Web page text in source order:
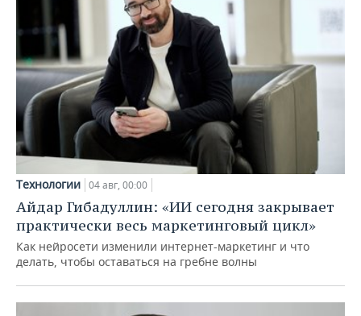
Технологии 04 авг, 00:00
Айдар Гибадуллин: «ИИ сегодня закрывает
практически весь маркетинговый цикл»
Как нейросети изменили интернет-маркетинг и что
делать, чтобы оставаться на гребне волны